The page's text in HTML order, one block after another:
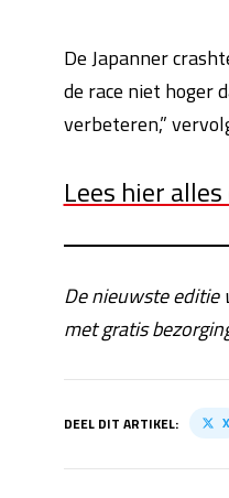
De Japanner
de race niet hoger
verbeteren,”
Lees hier
De nieuwste editie
met gratis
DEEL DIT ARTIKEL: X